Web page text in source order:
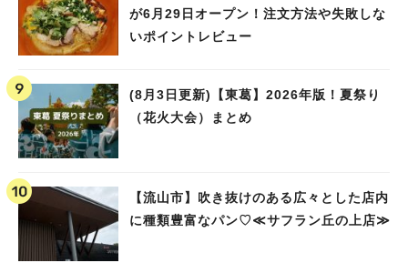
が6月29日オープン！注文方法や失敗しな
いポイントレビュー
(8月3日更新)【東葛】2026年版！夏祭り
（花火大会）まとめ
【流山市】吹き抜けのある広々とした店内
に種類豊富なパン♡≪サフラン丘の上店≫